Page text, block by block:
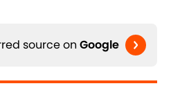
source on Google